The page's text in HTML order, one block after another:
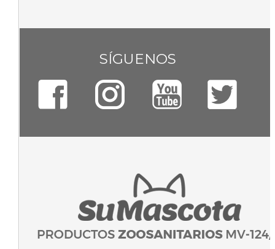
SÍGUENOS